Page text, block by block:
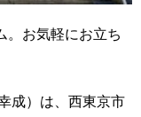
。お気軽にお立ち
成）は、西東京市